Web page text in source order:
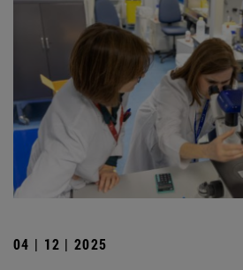
04 | 12 | 2025